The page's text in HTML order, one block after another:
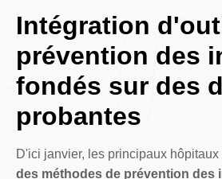
Intégration
prévention des
fondés sur des
probantes
D'ici janvier, les principaux
des méthodes de prévention des